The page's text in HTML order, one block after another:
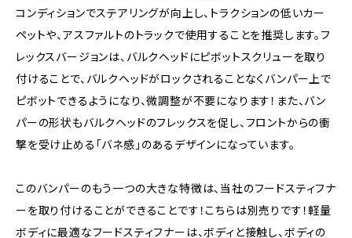
コンディションでステアリングが向上し、トラクションの低いカー
ペットや、アスファルトのトラックで使用することを推奨します。フ
レックスバージョンは、バルクヘッドにピボットスクリューを取り
付けることで、バルクヘッドがロックされることなくバンパー上で
ピボットできるようになり、微調整が不要になります！また、バン
パーの形状もバルクヘッドのフレックスを促し、フロントからの衝
撃を受け止める「バネ感」のあるデザインになっています。
このバンパーのもう一つの大きな特徴は、当社のフードスティフナ
ーを取り付けることができることです！こちらは別売りです！軽量
ボディに最適なフードスティフナーは、ボディと接触し、ボディの